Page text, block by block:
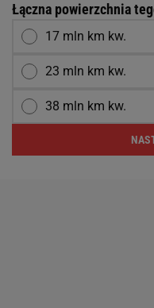
Łączna powierzchnia
17 mln km kw.
23 mln km kw.
38 mln km kw.